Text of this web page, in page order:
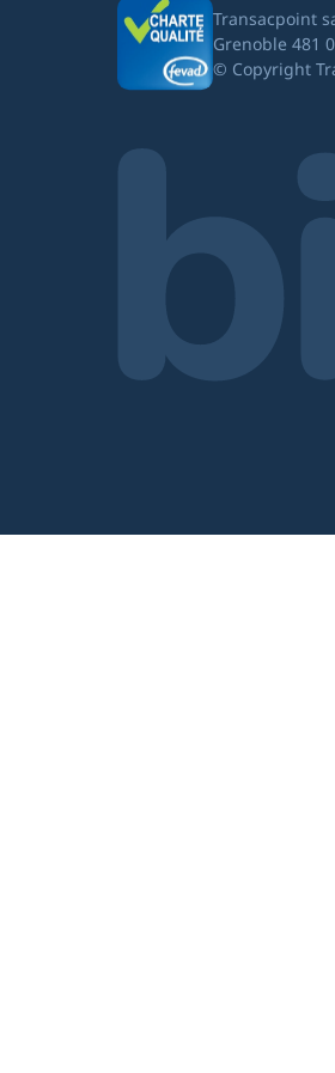
Transacpoint
Grenoble 481
© Copyright